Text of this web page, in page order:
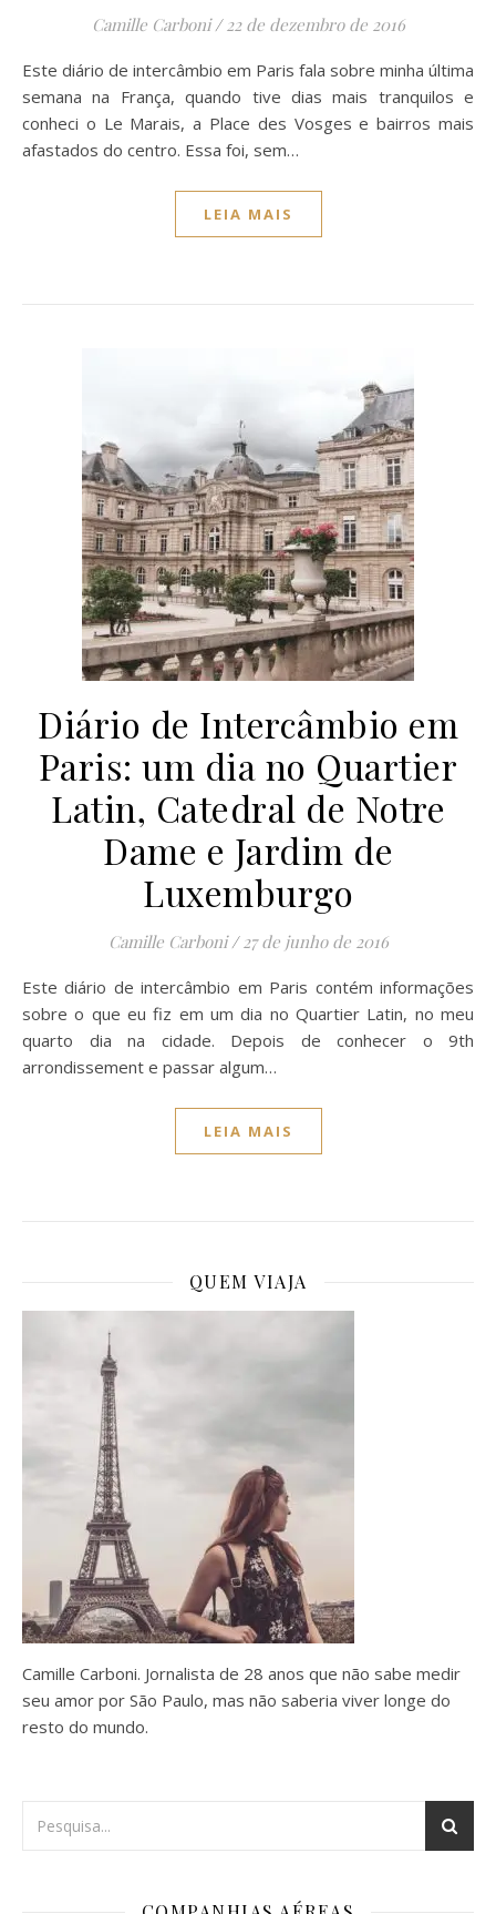
Camille Carboni / 22 de dezembro de 2016
Este diário de intercâmbio em Paris fala sobre minha última
semana na França, quando tive dias mais tranquilos e
conheci o Le Marais, a Place des Vosges e bairros mais
afastados do centro. Essa foi, sem…
LEIA MAIS
Diário de Intercâmbio em
Paris: um dia no Quartier
Latin, Catedral de Notre
Dame e Jardim de
Luxemburgo
Camille Carboni / 27 de junho de 2016
Este diário de intercâmbio em Paris contém informações
sobre o que eu fiz em um dia no Quartier Latin, no meu
quarto dia na cidade. Depois de conhecer o 9th
arrondissement e passar algum…
LEIA MAIS
QUEM VIAJA
Camille Carboni. Jornalista de 28 anos que não sabe medir
seu amor por São Paulo, mas não saberia viver longe do
resto do mundo.